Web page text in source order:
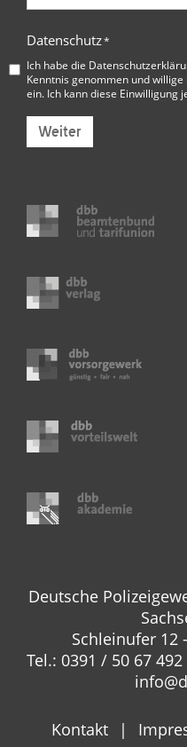
Datenschutz*
Ich habe die
Kenntnis genommen und
ein. Ich kann diese Einwilligung
Weiter
Deutsche
Schleinufer 12
Tel.: 0391 / 50 67
Kontakt